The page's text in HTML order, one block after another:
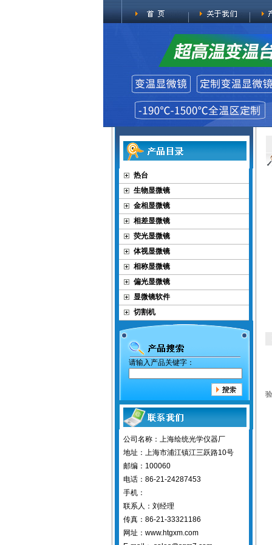
热台
生物显微镜
金相显微镜
相差显微镜
荧光显微镜
体视显微镜
相称显微镜
偏光显微镜
显微镜软件
切割机
请输入产品关键字：
公司名称：上海绘统光学仪器厂
地址：上海市浦江镇江三跃路10号
邮编：100060
电话：86-21-24287453
手机：
联系人：刘经理
传真：86-21-33321186
网址：www.htgxm.com